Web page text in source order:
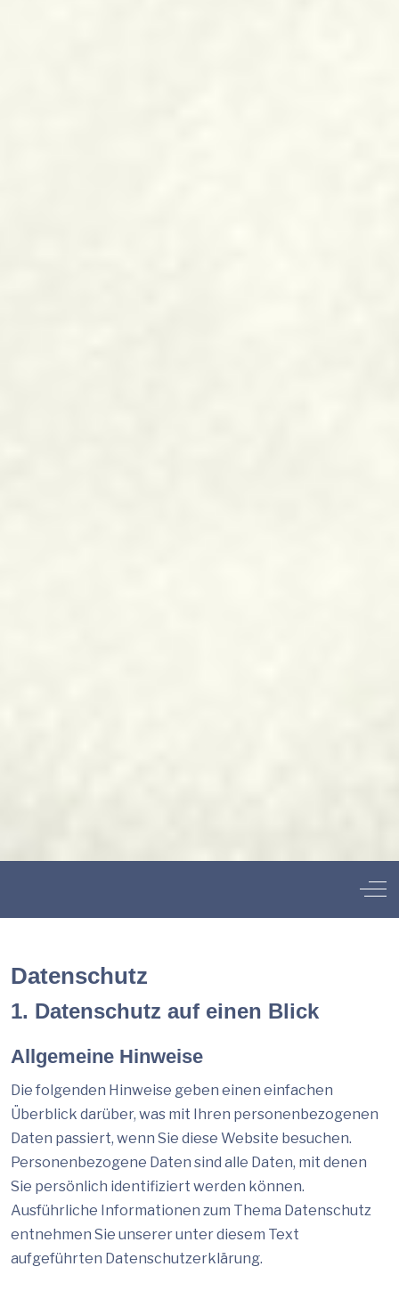
Datenschutz
1. Datenschutz auf einen Blick
Allgemeine Hinweise
Die folgenden Hinweise geben einen einfachen
Überblick darüber, was mit Ihren personenbezogenen
Daten passiert, wenn Sie diese Website besuchen.
Personenbezogene Daten sind alle Daten, mit denen
Sie persönlich identifiziert werden können.
Ausführliche Informationen zum Thema Datenschutz
entnehmen Sie unserer unter diesem Text
aufgeführten Datenschutzerklärung.